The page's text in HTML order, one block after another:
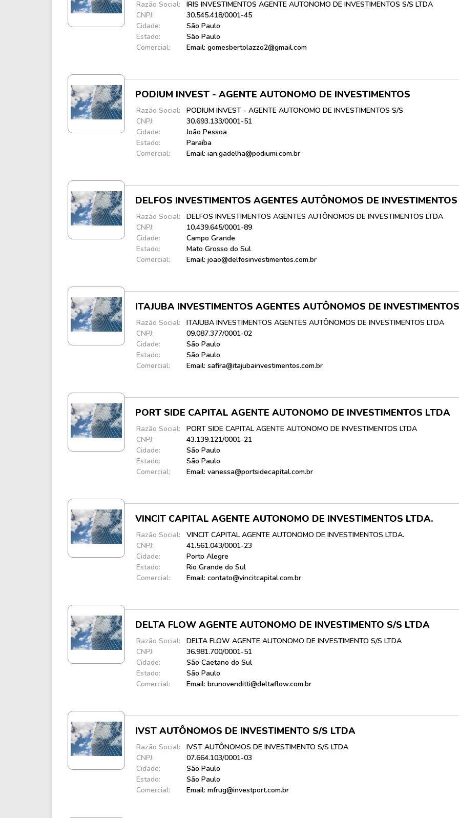
Razão Social:
IRIS INVESTIMENTOS AGENTE AUTONOMO DE INVESTIMENTOS S/S LTDA
CNPJ:
30.545.418/0001-45
Cidade:
São Paulo
Estado:
São Paulo
Comercial:
Email: gomesbertolazzo2@gmail.com
PODIUM INVEST - AGENTE AUTONOMO DE INVESTIMENTOS
Razão Social:
PODIUM INVEST - AGENTE AUTONOMO DE INVESTIMENTOS S/S
CNPJ:
30.693.133/0001-51
Cidade:
João Pessoa
Estado:
Paraíba
Comercial:
Email: ian.gadelha@podiumi.com.br
DELFOS INVESTIMENTOS AGENTES AUTÔNOMOS DE
Razão Social:
DELFOS INVESTIMENTOS AGENTES AUTÔNOMOS DE INVESTIMENTOS LTDA
CNPJ:
10.439.645/0001-89
Cidade:
Campo Grande
Estado:
Mato Grosso do Sul
Comercial:
Email: joao@delfosinvestimentos.com.br
ITAJUBA INVESTIMENTOS AGENTES AUTÔNOMOS DE
Razão Social:
ITAJUBA INVESTIMENTOS AGENTES AUTÔNOMOS DE INVESTIMENTOS LTDA
CNPJ:
09.087.377/0001-02
Cidade:
São Paulo
Estado:
São Paulo
Comercial:
Email: safira@itajubainvestimentos.com.br
PORT SIDE CAPITAL AGENTE AUTONOMO DE INVESTIMENTOS LTDA
Razão Social:
PORT SIDE CAPITAL AGENTE AUTONOMO DE INVESTIMENTOS LTDA
CNPJ:
43.139.121/0001-21
Cidade:
São Paulo
Estado:
São Paulo
Comercial:
Email: vanessa@portsidecapital.com.br
VINCIT CAPITAL AGENTE AUTONOMO DE INVESTIMENTOS LTDA.
Razão Social:
VINCIT CAPITAL AGENTE AUTONOMO DE INVESTIMENTOS LTDA.
CNPJ:
41.561.043/0001-23
Cidade:
Porto Alegre
Estado:
Rio Grande do Sul
Comercial:
Email: contato@vincitcapital.com.br
DELTA FLOW AGENTE AUTONOMO DE INVESTIMENTO S/S LTDA
Razão Social:
DELTA FLOW AGENTE AUTONOMO DE INVESTIMENTO S/S LTDA
CNPJ:
36.981.700/0001-51
Cidade:
São Caetano do Sul
Estado:
São Paulo
Comercial:
Email: brunovenditti@deltaflow.com.br
IVST AUTÔNOMOS DE INVESTIMENTO S/S LTDA
Razão Social:
IVST AUTÔNOMOS DE INVESTIMENTO S/S LTDA
CNPJ:
07.664.103/0001-03
Cidade:
São Paulo
Estado:
São Paulo
Comercial:
Email: mfrug@investport.com.br